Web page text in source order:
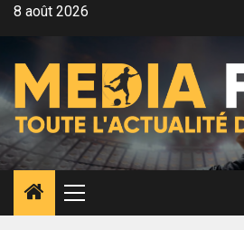
Aller8 août 2026
Menu
principal